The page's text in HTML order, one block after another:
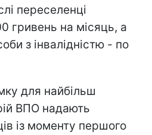
переселенці
гривень на місяць, а
з інвалідністю - по
для найбільш
ВПО надають
із моменту першого